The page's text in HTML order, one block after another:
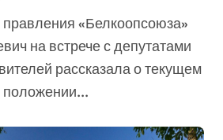
на встрече с депутатами
рассказала о текущем
положении...